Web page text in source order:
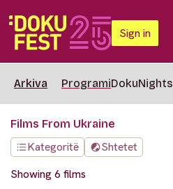
Sign in
Arkiva ProgramiDokuNights
Films From Ukraine
Kategoritë
Shtetet
Showing 6 films